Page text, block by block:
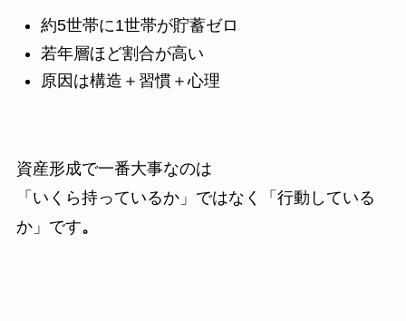
約5世帯に1世帯が貯蓄ゼロ
若年層ほど割合が高い
原因は構造＋習慣＋心理
資産形成で一番大事なのは
「いくら持っているか」ではなく「行動している
か」です。